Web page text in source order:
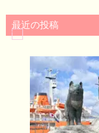
最近の投稿